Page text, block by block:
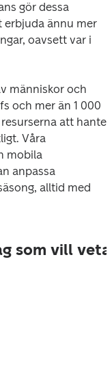
gör dessa
erbjuda ännu mer
oavsett var i
människor och
och mer än 1 000
att
Våra
mobila
anpassa
alltid med
som vill veta